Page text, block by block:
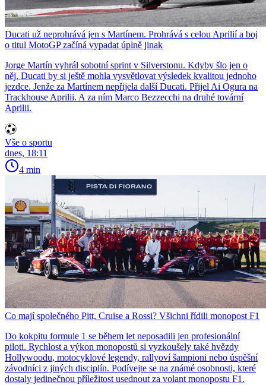
Ducati už neprohrává jen s Martínem. Prohrává s celou Aprilií a boj
o titul MotoGP začíná vypadat úplně jinak
Jorge Martín vyhrál sobotní sprint v Silverstonu. Kdyby šlo jen o
něj, Ducati by si ještě mohla vysvětlovat výsledek kvalitou jednoho
jezdce. Jenže za Martínem nepřijela další Ducati. Přijel Ai Ogura na
Trackhouse Aprilii. A za ním Marco Bezzecchi na druhé tovární
Aprilii.
Vše o sportu
dnes, 18:11
4 min
Co mají společného Pitt, Cruise a Rossi? Všichni řídili monopost F1
Do kokpitu formule 1 se během let neposadili jen profesionální
piloti. Rychlost a výkon monopostů si vyzkoušely také hvězdy
Hollywoodu, motocyklové legendy, rallyoví šampioni nebo úspěšní
závodníci z jiných disciplín. Podívejte se na známé osobnosti, které
dostaly jedinečnou příležitost usednout za volant monopostu F1.